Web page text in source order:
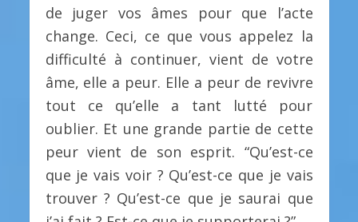
de juger vos âmes pour que l’acte
change. Ceci, ce que vous appelez la
difficulté à continuer, vient de votre
âme, elle a peur. Elle a peur de revivre
tout ce qu’elle a tant lutté pour
oublier. Et une grande partie de cette
peur vient de son esprit. “Qu’est-ce
que je vais voir ? Qu’est-ce que je vais
trouver ? Qu’est-ce que je saurai que